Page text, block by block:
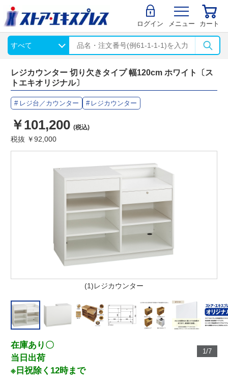
ログイン メニュー カート
レジカウンター 切り欠きタイプ 幅120cm ホワイト〔ス
トエキオリジナル〕
レジ台／カウンター レジカウンター
￥101,200 (税込)
税抜 ￥92,000
(1)レジカウンター
1/7
在庫あり〇
当日出荷
※日祝除く12時まで